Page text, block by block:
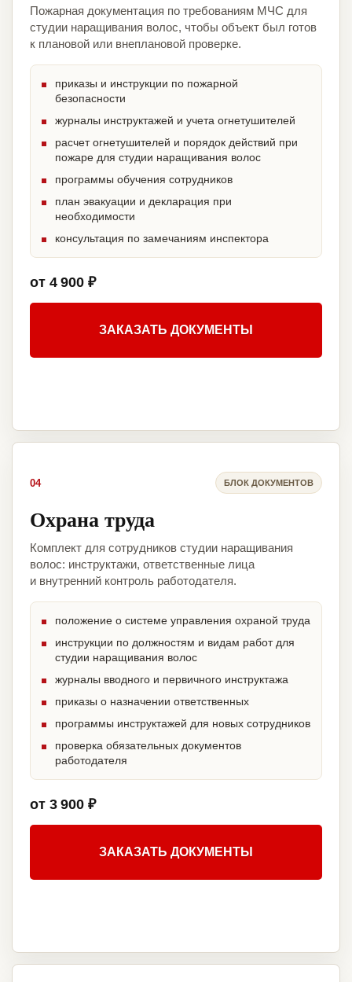
Пожарная документация по требованиям МЧС для
студии наращивания волос, чтобы объект был готов
к плановой или внеплановой проверке.
приказы и инструкции по пожарной
безопасности
журналы инструктажей и учета огнетушителей
расчет огнетушителей и порядок действий при
пожаре для студии наращивания волос
программы обучения сотрудников
план эвакуации и декларация при
необходимости
консультация по замечаниям инспектора
от 4 900 ₽
ЗАКАЗАТЬ ДОКУМЕНТЫ
04 БЛОК ДОКУМЕНТОВ
Охрана труда
Комплект для сотрудников студии наращивания
волос: инструктажи, ответственные лица
и внутренний контроль работодателя.
положение о системе управления охраной труда
инструкции по должностям и видам работ для
студии наращивания волос
журналы вводного и первичного инструктажа
приказы о назначении ответственных
программы инструктажей для новых сотрудников
проверка обязательных документов
работодателя
от 3 900 ₽
ЗАКАЗАТЬ ДОКУМЕНТЫ